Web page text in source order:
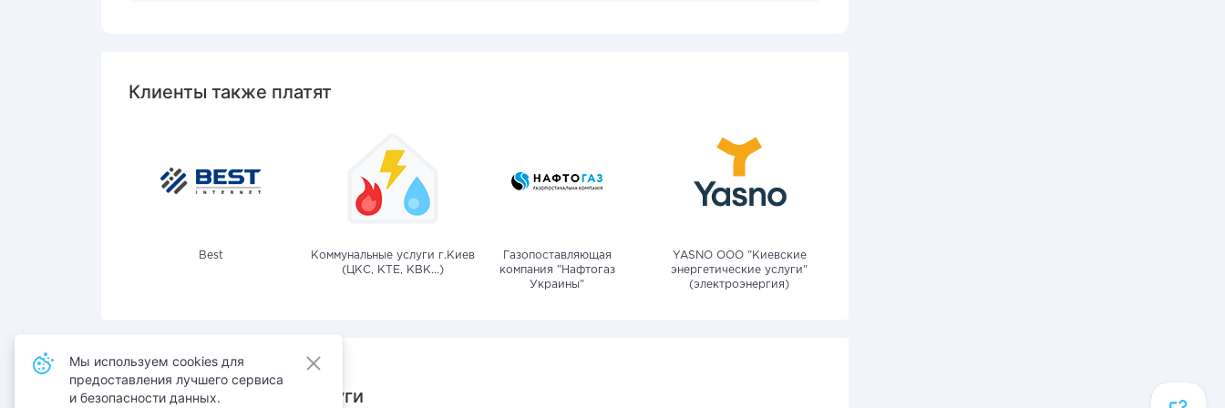
Клиенты также платят
Best
Коммунальные услуги г.Киев
(ЦКС, КТЕ, КВК...)
Газопоставляющая
компания "Нафтогаз
Украины"
YASNO OOO "Киевские
энергетические услуги"
(электроэнергия)
Также оплачивают услуги
Мы используем cookies для
предоставления лучшего сервиса
и безопасности данных.